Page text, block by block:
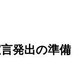
発出の準備